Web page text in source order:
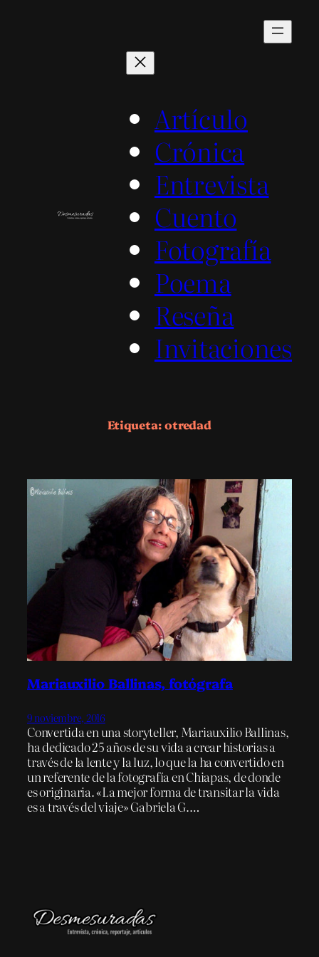
Artículo
Crónica
Entrevista
Cuento
Fotografía
Poema
Reseña
Invitaciones
Etiqueta:otredad
Mariauxilio Ballinas, fotógrafa
9 noviembre, 2016
Convertida en una storyteller, Mariauxilio Ballinas,
ha dedicado 25 años de su vida a crear historias a
través de la lente y la luz, lo que la ha convertido en
un referente de la fotografía en Chiapas, de donde
es originaria. «La mejor forma de transitar la vida
es a través del viaje» Gabriela G.…